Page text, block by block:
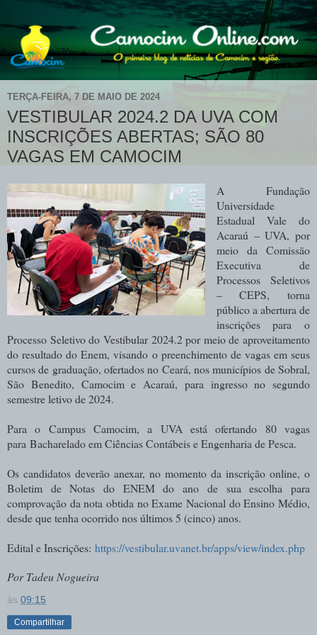
TERÇA-FEIRA, 7 DE MAIO DE 2024
VESTIBULAR 2024.2 DA UVA COM
INSCRIÇÕES ABERTAS; SÃO 80
VAGAS EM CAMOCIM
A Fundação
Universidade
Estadual Vale do
Acaraú – UVA, por
meio da Comissão
Executiva de
Processos Seletivos
– CEPS, torna
público a abertura de
inscrições para o
Processo Seletivo do Vestibular 2024.2 por meio de aproveitamento
do resultado do Enem, visando o preenchimento de vagas em seus
cursos de graduação, ofertados no Ceará, nos municípios de Sobral,
São Benedito, Camocim e Acaraú, para ingresso no segundo
semestre letivo de 2024.
Para o Campus Camocim, a UVA está ofertando 80 vagas
para Bacharelado em Ciências Contábeis e Engenharia de Pesca.
Os candidatos deverão anexar, no momento da inscrição online, o
Boletim de Notas do ENEM do ano de sua escolha para
comprovação da nota obtida no Exame Nacional do Ensino Médio,
desde que tenha ocorrido nos últimos 5 (cinco) anos.
Edital e Inscrições: https://vestibular.uvanet.br/apps/view/index.php
Por Tadeu Nogueira
às 09:15
Compartilhar